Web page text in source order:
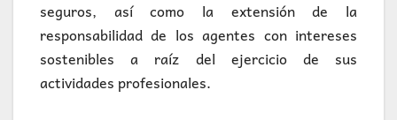
seguros, así como la extensión de la
responsabilidad de los agentes con intereses
sostenibles a raíz del ejercicio de sus
actividades profesionales.